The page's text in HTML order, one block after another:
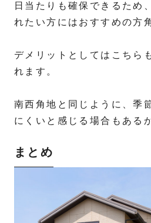
日当たりも確保できるため
れたい方にはおすすめの方
デメリットとしてはこちら
れます。
南西角地と同じように、季
にくいと感じる場合もある
まとめ